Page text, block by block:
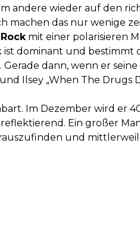
andere wieder auf den
machen das nur wenige
mit einer polarisieren
dominant und bestimmt
dann, wenn er
Ilsey „When The Drugs
Im Dezember wird er
Ein großer
und